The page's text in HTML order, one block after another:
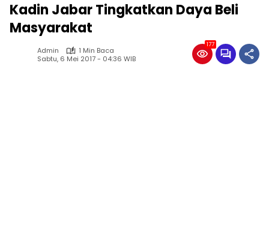
Kadin Jabar Tingkatkan Daya Beli
Masyarakat
Admin
1 Min Baca
Sabtu, 6 Mei 2017 - 04:36 WIB
177